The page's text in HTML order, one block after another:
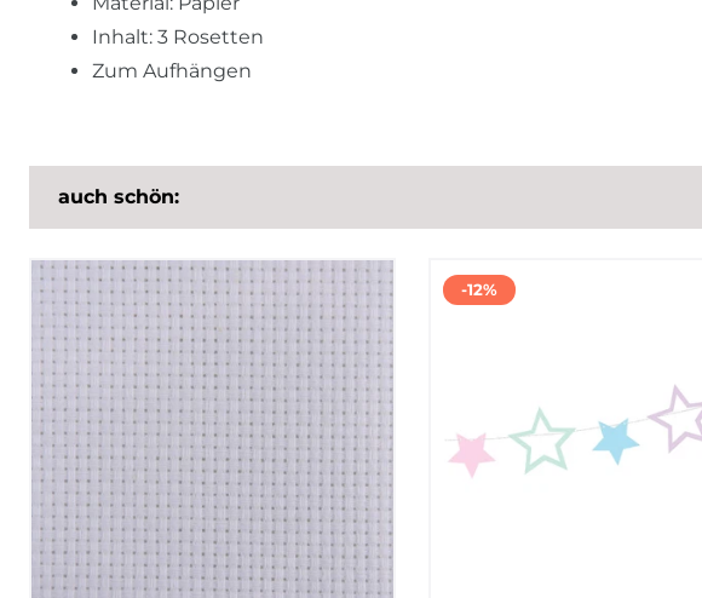
Inhalt: 3 Rosetten
Zum Aufhängen
auch schön:
-12%